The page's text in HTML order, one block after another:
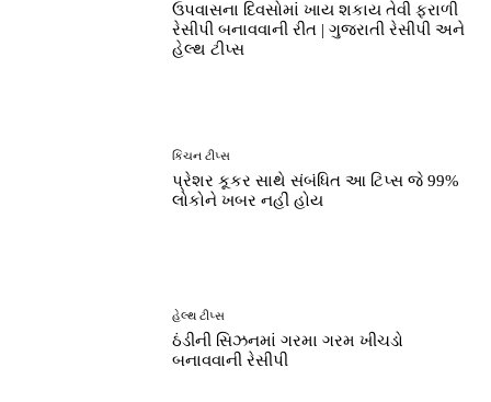
ઉપવાસના દિવસોમાં ખાય શકાય તેવી ફરાળી
રેસીપી બનાવવાની રીત | ગુજરાતી રેસીપી અને
હેલ્થ ટીપ્સ
કિચન ટીપ્સ
પ્રેશર કૂકર સાથે સંબંધિત આ ટિપ્સ જે 99%
લોકોને ખબર નહીં હોય
હેલ્થ ટીપ્સ
ઠંડીની સિઝનમાં ગરમા ગરમ ખીચડો
બનાવવાની રેસીપી